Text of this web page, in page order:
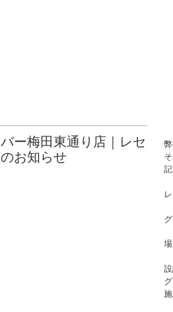
ー梅田東通り店｜レセ
お知らせ